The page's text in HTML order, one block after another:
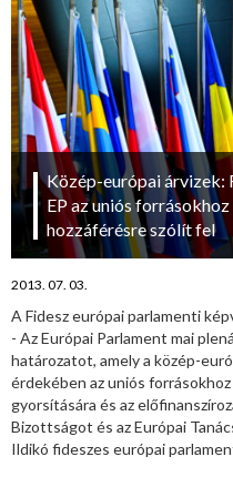
Közép-európai árvizek:
EP az uniós
hozzáférésre szólít fel
2013. 07. 03.
A Fidesz európai parlamenti
- Az Európai Parlament mai
határozatot, amely a közép-
érdekében az uniós
gyorsítására és az
Bizottságot és az Európai
Ildikó fideszes európai